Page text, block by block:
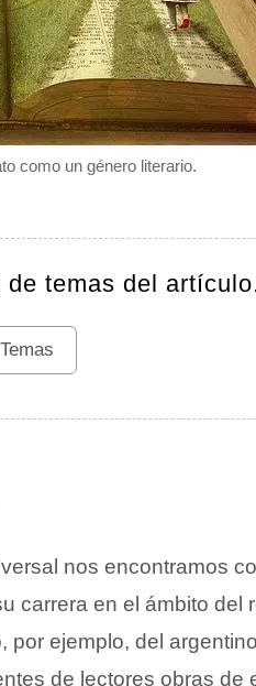
como un género literario.
temas del
Temas
nos encontramos
carrera en el ámbito del
por ejemplo, del
de lectores obras de